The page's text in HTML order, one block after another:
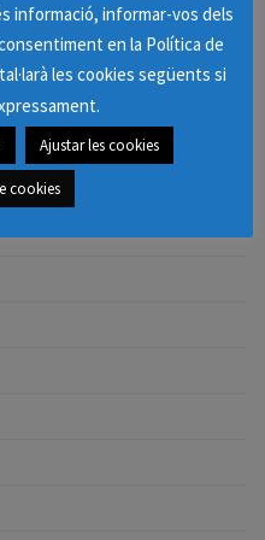
informació, informar-vos dels
en la Política de
les cookies següents si
Ajustar les cookies
cookies